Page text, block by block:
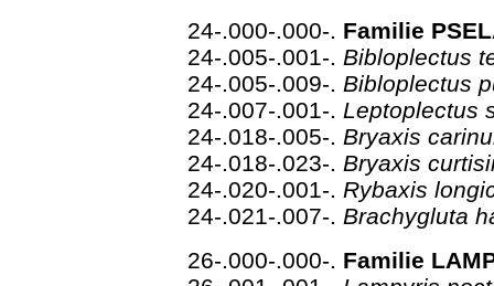
24-.000-.000-. Familie
24-.005-.001-. Bibloplectus
24-.005-.009-. Bibloplectus
24-.007-.001-. Leptoplectus
24-.018-.005-. Bryaxis
24-.018-.023-. Bryaxis
24-.020-.001-. Rybaxis
24-.021-.007-. Brachygluta
26-.000-.000-. Familie